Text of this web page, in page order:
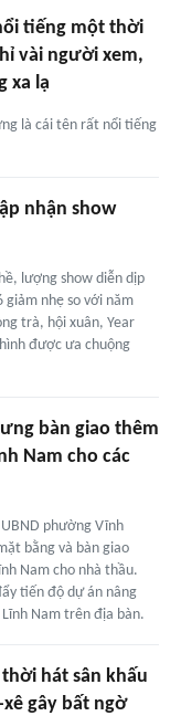
tiếng một thời
vài người xem,
xa lạ
là cái tên rất nổi tiếng
nhận show
lượng show diễn dịp
giảm nhẹ so với năm
trà, hội xuân, Year
được ưa chuộng
bàn giao thêm
Nam cho các
phường Vĩnh
bằng và bàn giao
Nam cho nhà thầu.
tiến độ dự án nâng
Nam trên địa bàn.
hát sân khấu
gây bất ngờ